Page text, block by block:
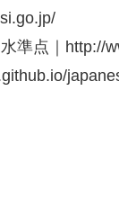
準点｜http://